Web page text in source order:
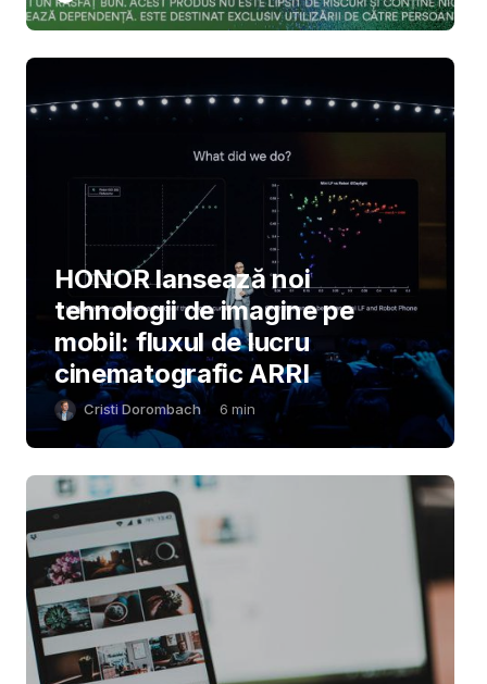
HONOR lansează noi
tehnologii de imagine pe
mobil: fluxul de lucru
cinematografic ARRI
Cristi Dorombach 6 min